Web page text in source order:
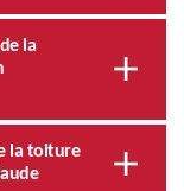
la
la toiture